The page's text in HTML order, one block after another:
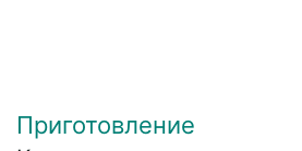
Приготовление